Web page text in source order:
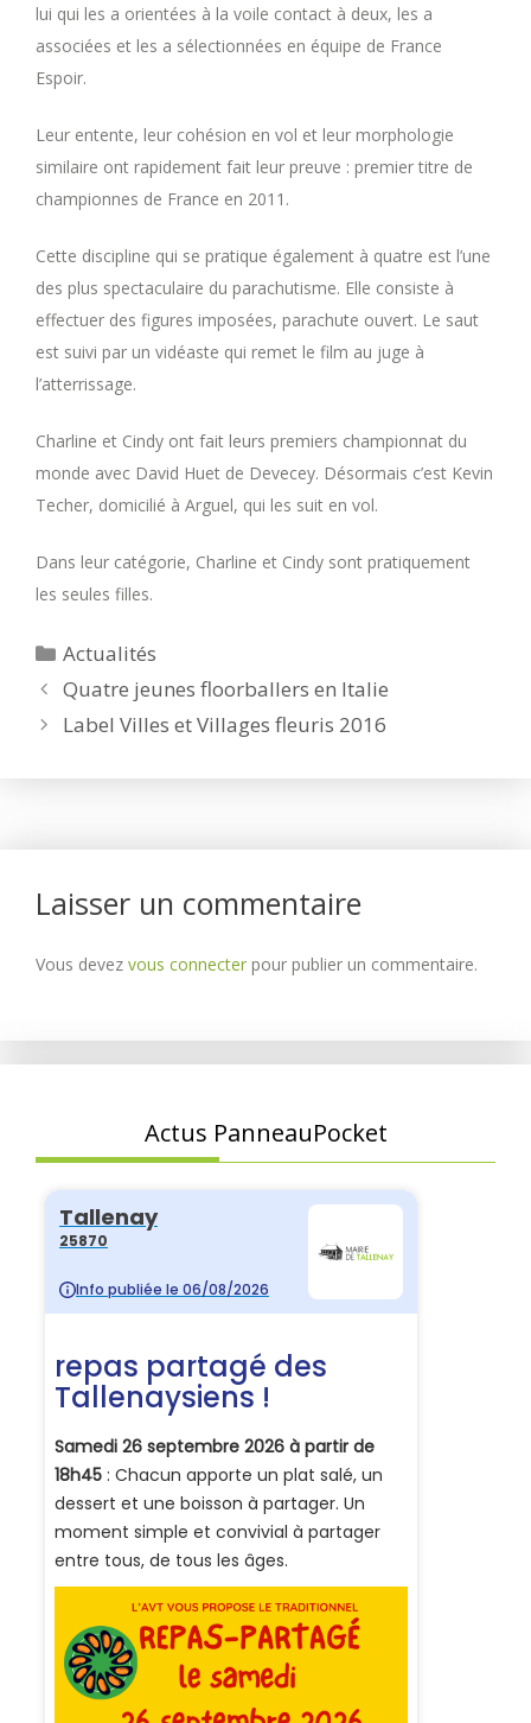
lui qui les a orientées à la voile contact à deux, les a
associées et les a sélectionnées en équipe de France
Espoir.
Leur entente, leur cohésion en vol et leur morphologie
similaire ont rapidement fait leur preuve : premier titre de
championnes de France en 2011.
Cette discipline qui se pratique également à quatre est l’une
des plus spectaculaire du parachutisme. Elle consiste à
effectuer des figures imposées, parachute ouvert. Le saut
est suivi par un vidéaste qui remet le film au juge à
l’atterrissage.
Charline et Cindy ont fait leurs premiers championnat du
monde avec David Huet de Devecey. Désormais c’est Kevin
Techer, domicilié à Arguel, qui les suit en vol.
Dans leur catégorie, Charline et Cindy sont pratiquement
les seules filles.
Catégories
Actualités
Quatre jeunes floorballers en Italie
Label Villes et Villages fleuris 2016
Laisser un commentaire
Vous devez vous connecter pour publier un commentaire.
Actus PanneauPocket